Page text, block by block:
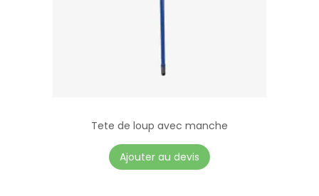
Tete de loup avec manche
Ajouter au devis